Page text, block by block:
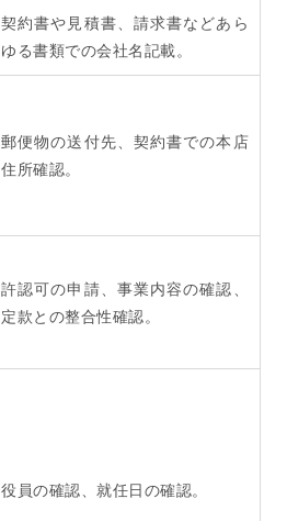
契約書や見積書、請求書などあら
ゆる書類での会社名記載。
郵便物の送付先、契約書での本店
住所確認。
許認可の申請、事業内容の確認、
定款との整合性確認。
役員の確認、就任日の確認。